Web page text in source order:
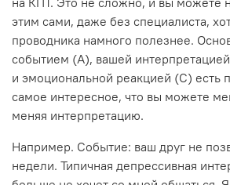
этим сами, даже без специалиста,
проводника намного полезнее.
событием (А), вашей
и эмоциональной реакцией (С) есть
самое интересное, что вы можете
меняя интерпретацию.
Например. Событие: ваш друг не
недели. Типичная депрессивная